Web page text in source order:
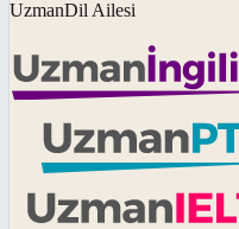
UzmanDil Ailesi